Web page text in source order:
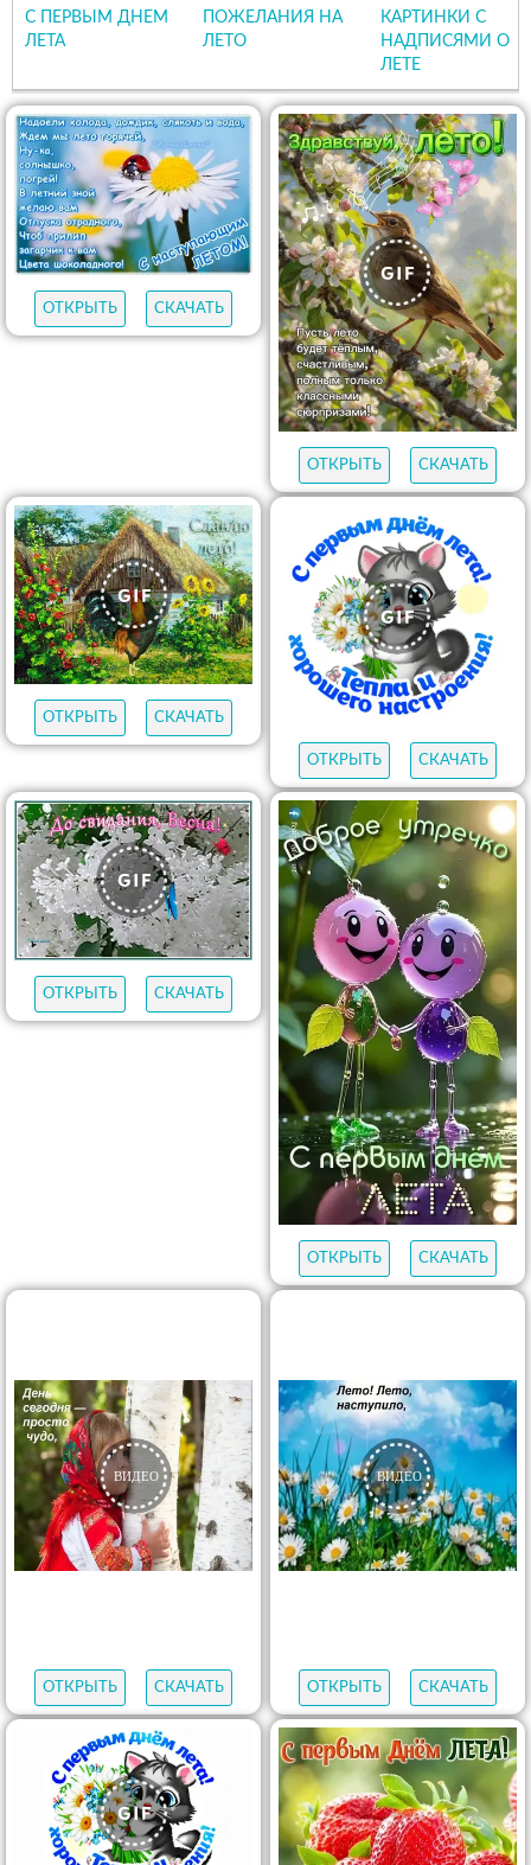
С ПЕРВЫМ ДНЕМ
ЛЕТА
ПОЖЕЛАНИЯ НА
ЛЕТО
КАРТИНКИ С
НАДПИСЯМИ О
ЛЕТЕ
ОТКРЫТЬ СКАЧАТЬ
ОТКРЫТЬ СКАЧАТЬ
ОТКРЫТЬ СКАЧАТЬ
ОТКРЫТЬ СКАЧАТЬ
ОТКРЫТЬ СКАЧАТЬ
ОТКРЫТЬ СКАЧАТЬ
ОТКРЫТЬ СКАЧАТЬ ОТКРЫТЬ СКАЧАТЬ